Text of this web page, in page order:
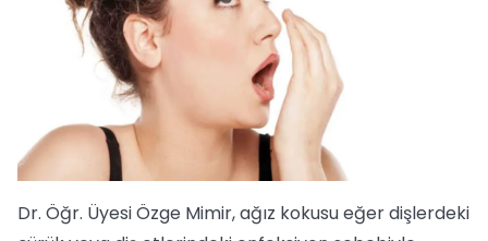
Dr. Öğr. Üyesi Özge Mimir, ağız kokusu eğer dişlerdeki